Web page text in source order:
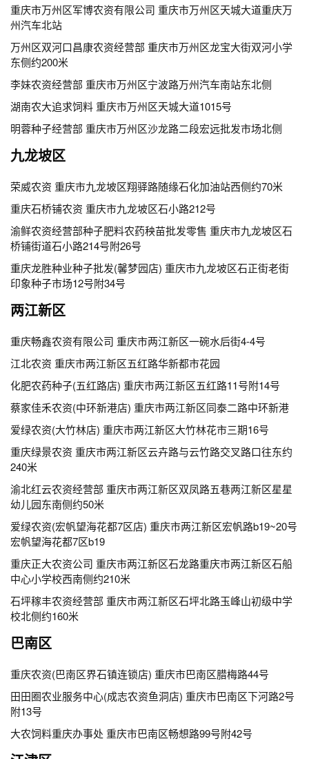
重庆市万州区军博农资有限公司 重庆市万州区天城大道重庆万
州汽车北站
万州区双河口昌康农资经营部 重庆市万州区龙宝大街双河小学
东侧约200米
李妹农资经营部 重庆市万州区宁波路万州汽车南站东北侧
湖南农大追求饲料 重庆市万州区天城大道1015号
明蓉种子经营部 重庆市万州区沙龙路二段宏远批发市场北侧
九龙坡区
荣威农资 重庆市九龙坡区翔驿路随缘石化加油站西侧约70米
重庆石桥铺农资 重庆市九龙坡区石小路212号
渝鲜农资经营部种子肥料农药秧苗批发零售 重庆市九龙坡区石
桥铺街道石小路214号附26号
重庆龙胜种业种子批发(馨梦园店) 重庆市九龙坡区石正街老街
印象种子市场12号附34号
两江新区
重庆畅鑫农资有限公司 重庆市两江新区一碗水后街4-4号
江北农资 重庆市两江新区五红路华新都市花园
化肥农药种子(五红路店) 重庆市两江新区五红路11号附14号
蔡家佳禾农资(中环新港店) 重庆市两江新区同泰二路中环新港
爱绿农资(大竹林店) 重庆市两江新区大竹林花市三期16号
重庆绿景农资 重庆市两江新区云卉路与云竹路交叉路口往东约
240米
渝北红云农资经营部 重庆市两江新区双凤路五巷两江新区星星
幼儿园东南侧约50米
爱绿农资(宏帆望海花都7区店) 重庆市两江新区宏帆路b19~20号
宏帆望海花都7区b19
重庆正大农资公司 重庆市两江新区石龙路重庆市两江新区石船
中心小学校西南侧约210米
石坪稼丰农资经营部 重庆市两江新区石坪北路玉峰山初级中学
校北侧约160米
巴南区
重庆农资(巴南区界石镇连锁店) 重庆市巴南区腊梅路44号
田田圈农业服务中心(成志农资鱼洞店) 重庆市巴南区下河路2号
附13号
大农饲料重庆办事处 重庆市巴南区畅想路99号附42号